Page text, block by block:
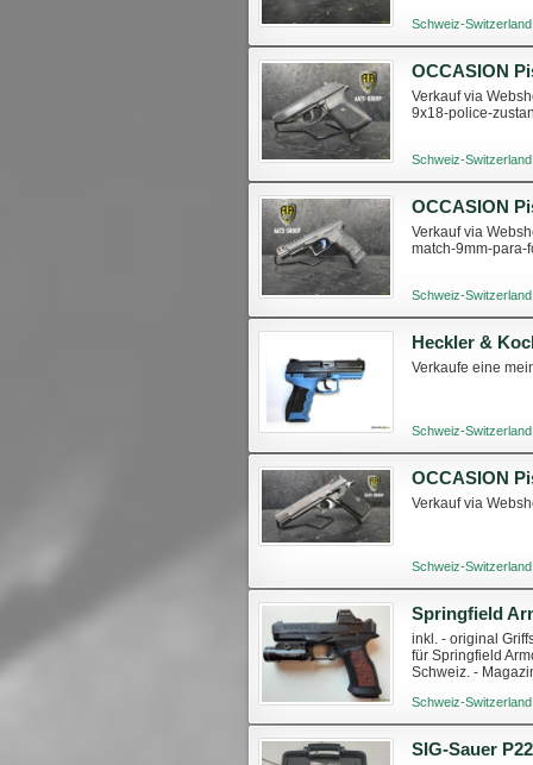
Schweiz-
Verkauf via
9x18-police-
Schweiz-
Verkauf via
match-9mm-para-
Schweiz-
Heckler &
Verkaufe eine
Schweiz-
Verkauf via
Schweiz-
inkl. - original
für Springfield
Schweiz. -
Schweiz-